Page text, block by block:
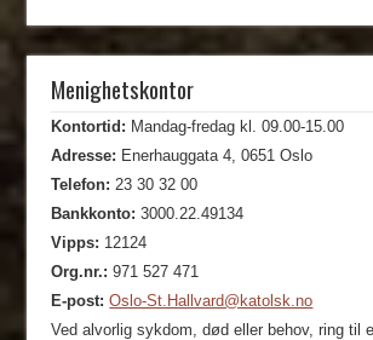
Menighetskontor
Kontortid: Mandag-fredag kl. 09.00-15.00
Adresse: Enerhauggata 4, 0651 Oslo
Telefon: 23 30 32 00
Bankkonto: 3000.22.49134
Vipps: 12124
Org.nr.: 971 527 471
E-post: Oslo-St.Hallvard@katolsk.no
Ved alvorlig sykdom, død eller behov, ring til